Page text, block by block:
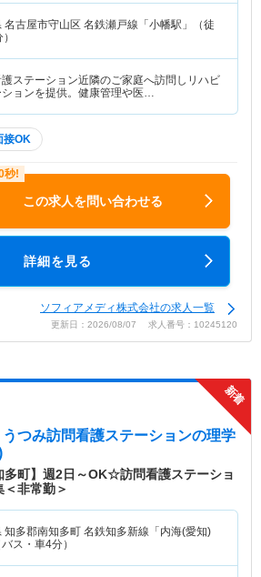
名古屋市守山区 名鉄瀬戸線「小幡駅」（徒
ステーション近隣のご家庭へ訪問しリハビ
ションを提供。健康管理や医…
接OK
この求人を問い合わせる
詳細を見る
ソフィアメディ株式会社の求人一覧
更新日：2026/08/07 求人番号：10245120
つみ訪問看護ステーションの理学
多町】週2日～OK☆訪問看護ステーショ
非常勤＞
知多郡南知多町 名鉄知多新線「内海(愛知)
ス・車4分）